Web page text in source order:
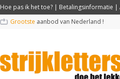
Hoe pas ik het toe? | Betalingsinformatie |
Grootste aanbod van Nederland !